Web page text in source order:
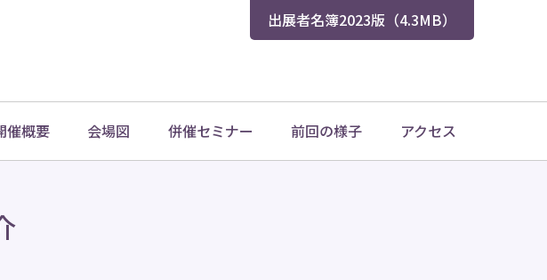
出展者名簿2023版（4.3MB）
催概要 会場図 併催セミナー 前回の様子 アクセス